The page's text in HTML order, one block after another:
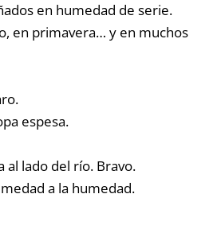
en humedad de serie.
en primavera… y en muchos
espesa.
al lado del río. Bravo.
a la humedad.